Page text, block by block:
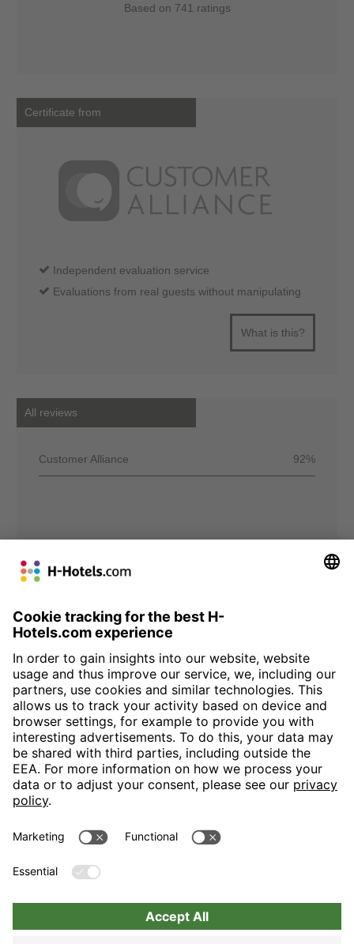
Based on 741 ratings
Certificate from
Independent evaluation service
Evaluations from real guests without manipulating
What is this?
All reviews
Customer Alliance 92%
H-Hotels.com is the sponser for the following football club
Follow H-Hotels.com for news and information on the following